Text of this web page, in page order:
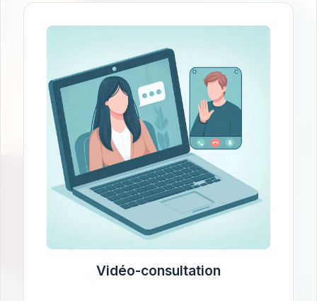
Vidéo-consultation
Vidéo-consultation
individuelle à distance entre un praticien et un
patient, réalisée via la plateforme vidéo
sécurisée « whereby ».
La personne devra disposer:
D’une connexion internet stable
D’un appareil récent avec un micro et une
webcam fonctionnelle
Se trouver dans un lieu permettant la
confidentialité des échanges